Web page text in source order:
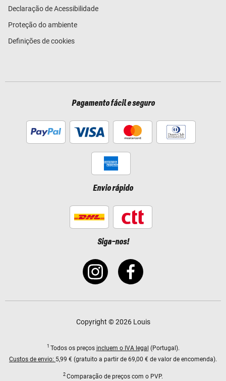
Declaração de Acessibilidade
Proteção do ambiente
Definições de cookies
Pagamento fácil e seguro
Envio rápido
Siga-nos!
Copyright © 2026 Louis
1 Todos os preços incluem o IVA legal (Portugal).
Custos de envio: 5,99 € (gratuito a partir de 69,00 € de valor de encomenda).
2 Comparação de preços com o PVP.